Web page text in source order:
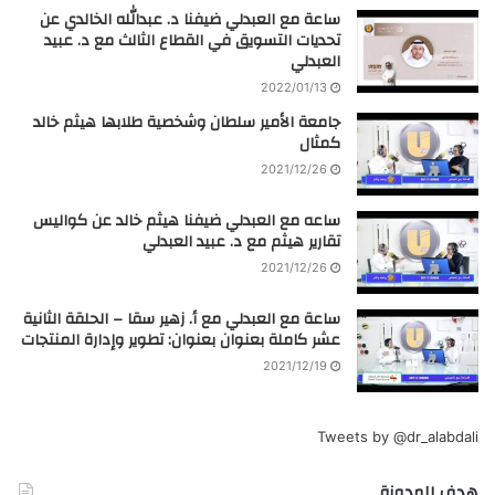
ساعة مع العبدلي ضيفنا د. عبدالله الخالدي عن
تحديات التسويق في القطاع الثالث مع د. عبيد
العبدلي
2022/01/13
جامعة الأمير سلطان وشخصية طلابها هيثم خالد
كمثال
2021/12/26
ساعه مع العبدلي ضيفنا هيثم خالد عن كواليس
تقارير هيثم مع د. عبيد العبدلي
2021/12/26
ساعة مع العبدلي مع أ. زهير سقا – الحلقة الثانية
عشر كاملة بعنوان بعنوان: تطوير وإدارة المنتجات
2021/12/19
Tweets by @dr_alabdali